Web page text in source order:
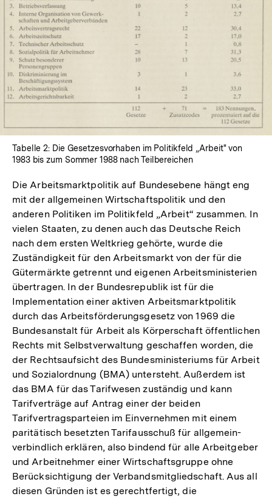
In
Lightbox
öffnen
Tabelle 2: Die Gesetzesvorhaben im Politikfeld „Arbeit" von
1983 bis zum Sommer 1988 nach Teilbereichen
Die Arbeitsmarktpolitik auf Bundesebene hängt eng
mit der allgemeinen Wirtschaftspolitik und den
anderen Politiken im Politikfeld „Arbeit“ zusammen. In
vielen Staaten, zu denen auch das Deutsche Reich
nach dem ersten Weltkrieg gehörte, wurde die
Zuständigkeit für den Arbeitsmarkt von der für die
Gütermärkte getrennt und eigenen Arbeitsministerien
übertragen. In der Bundesrepublik ist für die
Implementation einer aktiven Arbeitsmarktpolitik
durch das Arbeitsförderungsgesetz von 1969 die
Bundesanstalt für Arbeit als Körperschaft öffentlichen
Rechts mit Selbstverwaltung geschaffen worden, die
der Rechtsaufsicht des Bundesministeriums für Arbeit
und Sozialordnung (BMA) untersteht. Außerdem ist
das BMA für das Tarifwesen zuständig und kann
Tarifverträge auf Antrag einer der beiden
Tarifvertragsparteien im Einvernehmen mit einem
paritätisch besetzten Tarifausschuß für allgemein-
verbindlich erklären, also bindend für alle Arbeitgeber
und Arbeitnehmer einer Wirtschaftsgruppe ohne
Berücksichtigung der Verbandsmitgliedschaft. Aus all
diesen Gründen ist es gerechtfertigt, die